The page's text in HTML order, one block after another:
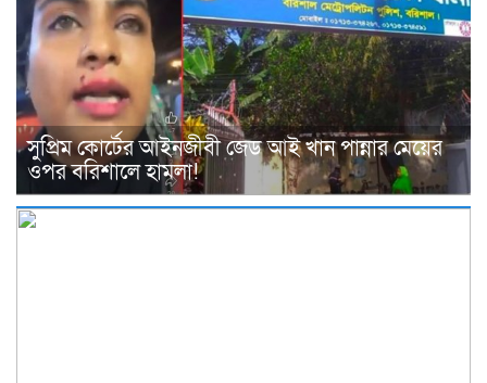
সুপ্রিম কোর্টের আইনজীবী জেড আই খান পান্নার মেয়ের
ওপর বরিশালে হামলা!